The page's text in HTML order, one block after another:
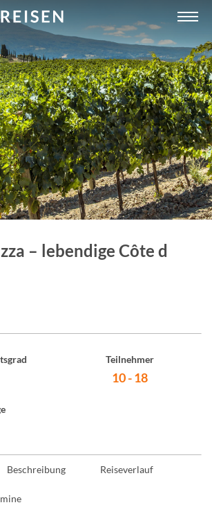
– lebendige Côte d
Teilnehmer
10 - 18
Beschreibung Reiseverlauf